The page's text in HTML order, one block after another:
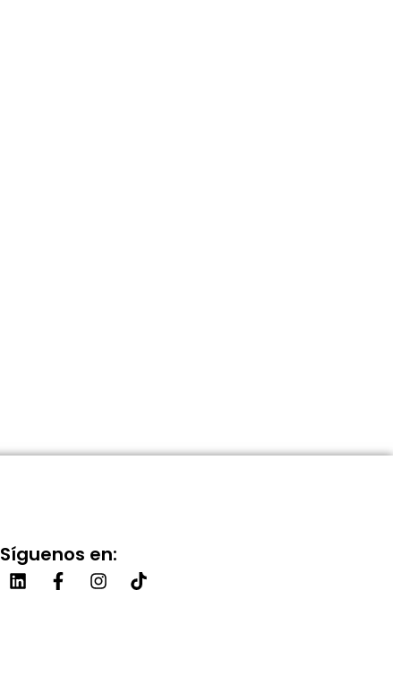
Síguenos en: